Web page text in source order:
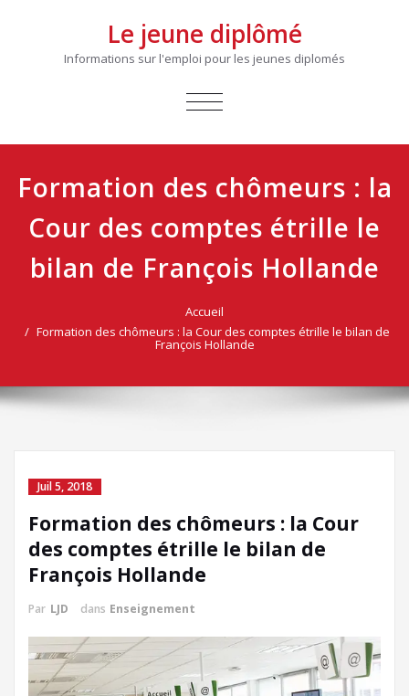
Le jeune diplômé
Informations sur l'emploi pour les jeunes diplomés
AFFICHER/MASQUER
Formation des chômeurs : la
Cour des comptes étrille le
bilan de François Hollande
Accueil
Formation des chômeurs : la Cour des comptes étrille le bilan de
François Hollande
Juil 5, 2018
Formation des chômeurs : la Cour
des comptes étrille le bilan de
François Hollande
Par LJD dans Enseignement